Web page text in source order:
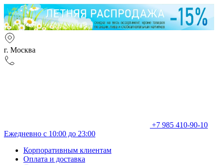
г. Москва
+7 985 410-90-10
Ежедневно с 10:00 до 23:00
Корпоративным клиентам
Оплата и доставка